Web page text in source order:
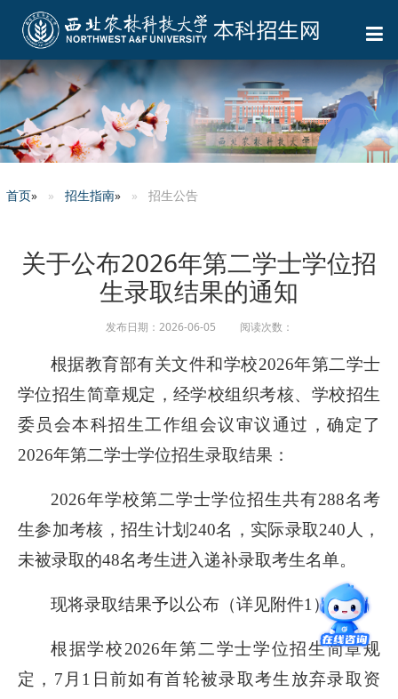
首页» 招生指南» 招生公告
关于公布2026年第二学士学位招
生录取结果的通知
发布日期：2026-06-05 阅读次数：
根据教育部有关文件和学校2026年第二学士
学位招生简章规定，经学校组织考核、学校招生
委员会本科招生工作组会议审议通过，确定了
2026年第二学士学位招生录取结果：
2026年学校第二学士学位招生共有288名考
生参加考核，招生计划240名，实际录取240人，
未被录取的48名考生进入递补录取考生名单。
现将录取结果予以公布（详见附件1）。
根据学校2026年第二学士学位招生简章规
定，7月1日前如有首轮被录取考生放弃录取资